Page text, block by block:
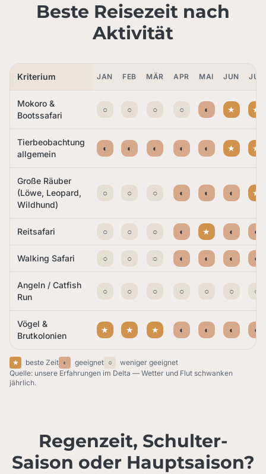
Beste Reisezeit nach
Aktivität
Kriterium JAN FEB MÄR APR MAI JUN JUL
Mokoro &
Bootssafari
○ ○ ○ ○ ◐ ★ ★
Tierbeobachtung
allgemein
◐ ◐ ◐ ◐ ◐ ★ ★
Große Räuber
(Löwe, Leopard,
Wildhund)
○ ○ ○ ◐ ◐ ◐ ★
Reitsafari ○ ○ ○ ◐ ★ ◐ ◐
Walking Safari ○ ○ ○ ◐ ◐ ◐ ◐
Angeln / Catfish
Run
○ ○ ○ ○ ○ ○ ○
Vögel &
Brutkolonien
★ ★ ★ ◐ ◐ ◐ ◐
★ beste Zeit ◐ geeignet ○
weniger geeignet
Quelle: unsere Erfahrungen im Delta — Wetter und Flut schwanken
jährlich.
Regenzeit, Schulter-
Saison oder Hauptsaison?